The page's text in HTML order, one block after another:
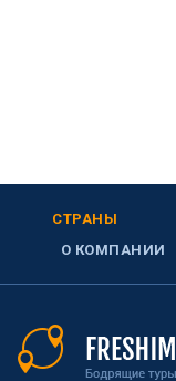
СТРАНЫ
О КОМПАНИИ